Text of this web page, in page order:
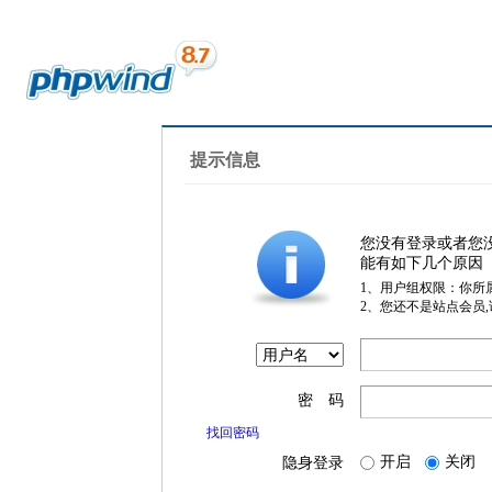
提示信息
您没有登录或者您
能有如下几个原因
1、用户组权限：你所
2、您还不是站点会员
密 码
找回密码
隐身登录 开启 关闭